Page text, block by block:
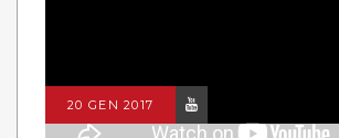
20 GEN 2017